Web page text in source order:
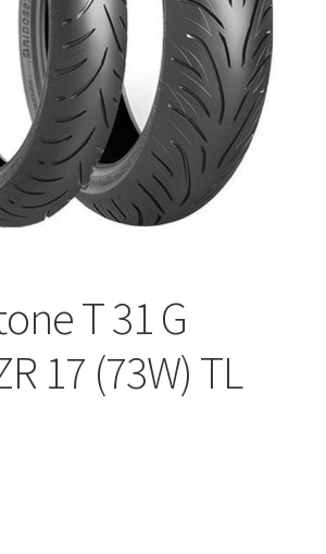
T 31 G
17 (73W) TL